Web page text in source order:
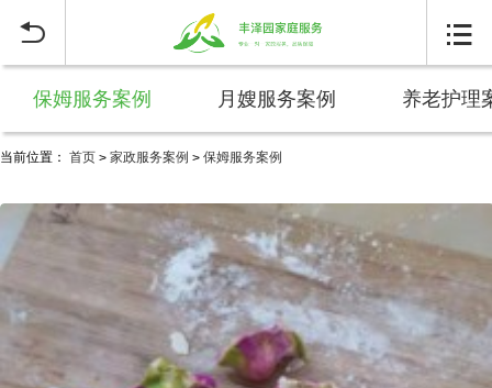
 
保姆服务案例 月嫂服务案例 养老护理
当前位置： 首页 > 家政服务案例 > 保姆服务案例